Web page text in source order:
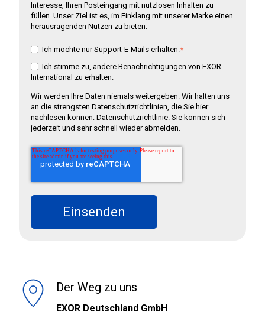
Interesse, Ihren Posteingang mit nutzlosen Inhalten zu
füllen. Unser Ziel ist es, im Einklang mit unserer Marke einen
herausragenden Nutzen zu bieten.
Ich möchte nur Support-E-Mails erhalten. *
Ich stimme zu, andere Benachrichtigungen von EXOR
International zu erhalten.
Wir werden Ihre Daten niemals weitergeben. Wir halten uns
an die strengsten Datenschutzrichtlinien, die Sie hier
nachlesen können: Datenschutzrichtlinie. Sie können sich
jederzeit und sehr schnell wieder abmelden.
Der Weg zu uns
EXOR Deutschland GmbH